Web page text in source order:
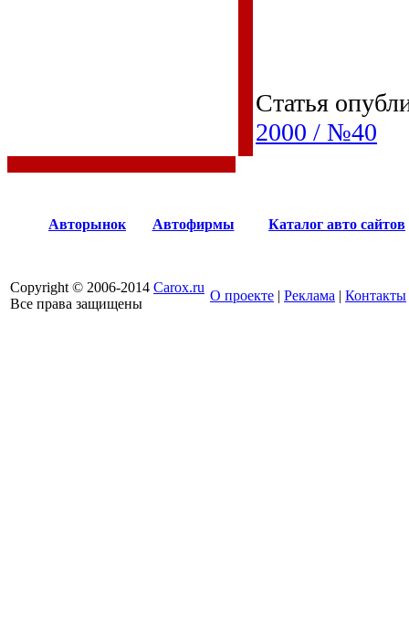
Статья
2000 / №40
Авторынок Автофирмы Каталог авто сайтов
Copyright © 2006-2014 Carox.ru
Все права защищены
О проекте | Реклама | Контакты